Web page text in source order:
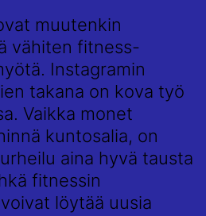
muutenkin
vähiten fitness-
Instagramin
takana on kova työ
Vaikka monet
kuntosalia, on
aina hyvä tausta
fitnessin
löytää uusia